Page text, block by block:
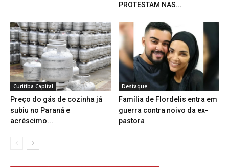
PROTESTAM NAS...
Curitiba Capital
Preço do gás de cozinha já
subiu no Paraná e
acréscimo...
Destaque
Família de Flordelis entra em
guerra contra noivo da ex-
pastora